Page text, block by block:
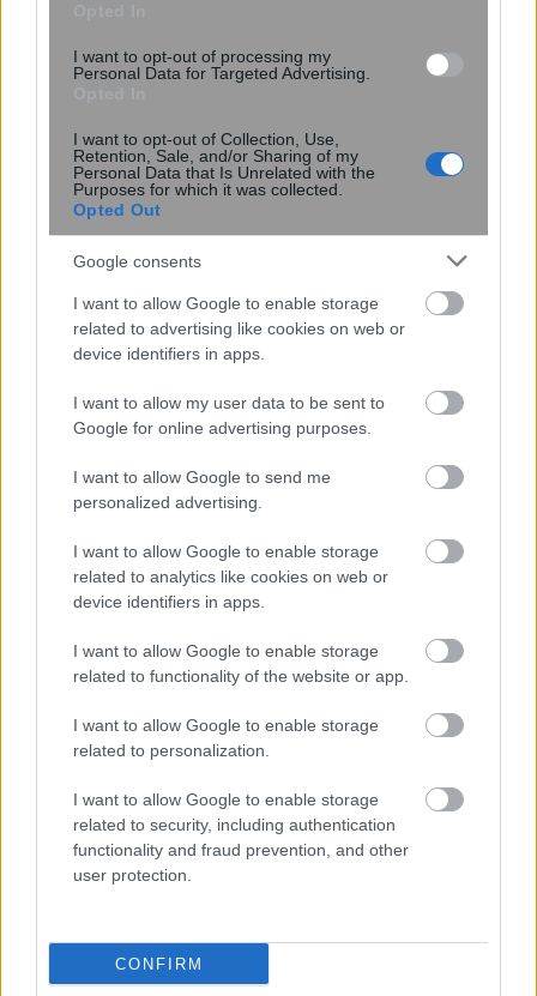
I want to opt-out of processing my
Personal Data for Targeted Advertising.
I want to opt-out of Collection, Use,
Retention, Sale, and/or Sharing of my
Personal Data that Is Unrelated with the
Purposes for which it was collected.
Opted Out
Google consents
I want to allow Google to enable storage
related to advertising like cookies on web or
device identifiers in apps.
I want to allow my user data to be sent to
Google for online advertising purposes.
I want to allow Google to send me
personalized advertising.
I want to allow Google to enable storage
related to analytics like cookies on web or
device identifiers in apps.
I want to allow Google to enable storage
related to functionality of the website or app.
I want to allow Google to enable storage
related to personalization.
I want to allow Google to enable storage
related to security, including authentication
functionality and fraud prevention, and other
user protection.
CONFIRM
Φαγούρα στα αυτιά: Οι πιο κοινές
αιτίες σε παιδιά και ενήλικες – Πότε
να πάτε στον γιατρό
Νέα τεχνική διπλασιάζει το φάσμα
λειτουργίας των «λευκών λέιζερ»
παρακάμπτουν το MFA και στοχεύουν
λογαριασμούς Microsoft 365